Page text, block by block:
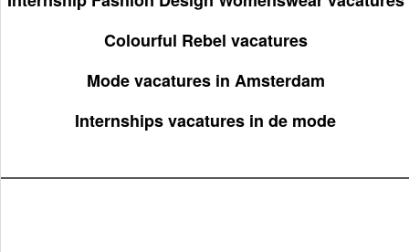
Colourful Rebel vacatures
Mode vacatures in Amsterdam
Internships vacatures in de mode